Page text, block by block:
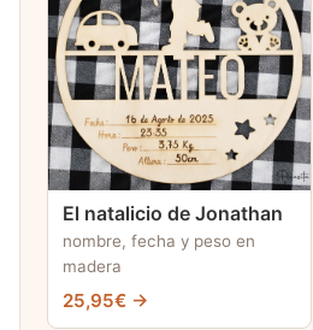
El natalicio de Jonathan
nombre, fecha y peso en
madera
25,95€ →